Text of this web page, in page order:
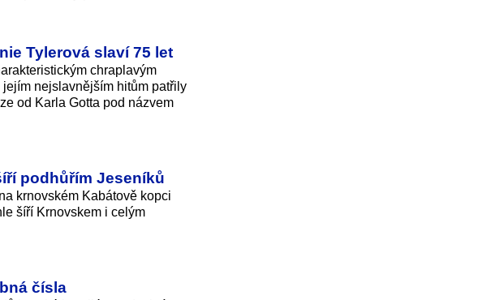
Tylerová slaví 75 let
chraplavým
nejslavnějším hitům patřily
od Karla Gotta pod názvem
podhůřím Jeseníků
krnovském Kabátově kopci
šíří Krnovskem i celým
čísla